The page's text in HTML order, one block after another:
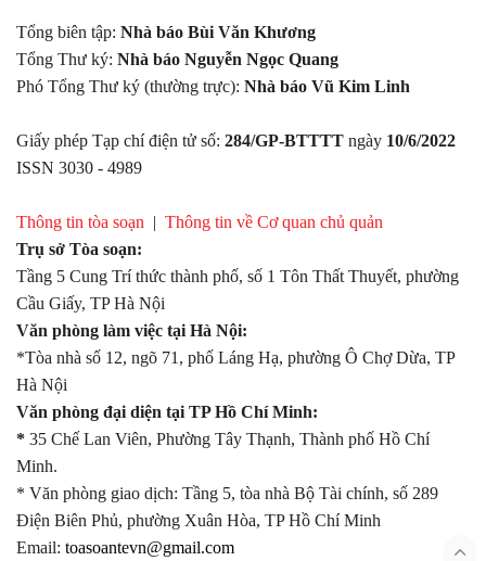
Tổng biên tập: Nhà báo Bùi Văn Khương
Tổng Thư ký: Nhà báo Nguyễn Ngọc Quang
Phó Tổng Thư ký (thường trực): Nhà báo Vũ Kim Linh
Giấy phép Tạp chí điện tử số: 284/GP-BTTTT ngày 10/6/2022
ISSN 3030 - 4989
Thông tin tòa soạn | Thông tin về Cơ quan chủ quản
Trụ sở Tòa soạn:
Tầng 5 Cung Trí thức thành phố, số 1 Tôn Thất Thuyết, phường
Cầu Giấy, TP Hà Nội
Văn phòng làm việc tại Hà Nội:
*Tòa nhà số 12, ngõ 71, phố Láng Hạ, phường Ô Chợ Dừa, TP
Hà Nội
Văn phòng đại diện tại TP Hồ Chí Minh:
* 35 Chế Lan Viên, Phường Tây Thạnh, Thành phố Hồ Chí
Minh.
* Văn phòng giao dịch: Tầng 5, tòa nhà Bộ Tài chính, số 289
Điện Biên Phủ, phường Xuân Hòa, TP Hồ Chí Minh
Email: toasoantevn@gmail.com